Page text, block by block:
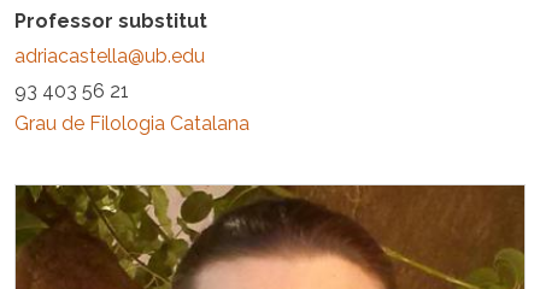
Professor substitut
adriacastella@ub.edu
93 403 56 21
Grau de Filologia Catalana